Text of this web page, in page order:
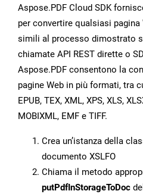
Aspose.PDF Cloud SDK
per convertire qualsiasi
simili al processo dimostrato
chiamate API REST dirette o
Aspose.PDF consentono la
pagine Web in più formati, tra
EPUB, TEX, XML, XPS, XLS,
MOBIXML, EMF e TIFF.
Crea un’istanza della
documento XSLFO
Chiama il metodo
putPdfInStorageToDoc